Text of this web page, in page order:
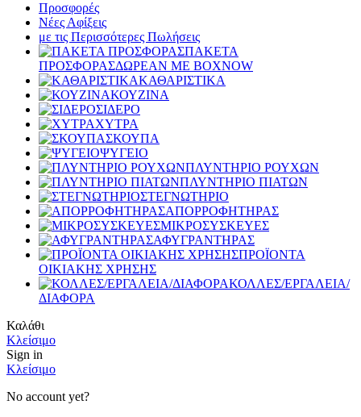
Προσφορές
Νέες Αφίξεις
με τις Περισσότερες Πωλήσεις
ΠΑΚΕΤΑ
ΠΡΟΣΦΟΡΑΣΔΩΡΕΑΝ ΜΕ BOXNOW
ΚΑΘΑΡΙΣΤΙΚΑ
ΚΟΥΖΙΝΑ
ΣΙΔΕΡΟ
ΧΥΤΡΑ
ΣΚΟΥΠΑ
ΨΥΓΕΙΟ
ΠΛΥΝΤΗΡΙΟ ΡΟΥΧΩΝ
ΠΛΥΝΤΗΡΙΟ ΠΙΑΤΩΝ
ΣΤΕΓΝΩΤΗΡΙΟ
ΑΠΟΡΡΟΦΗΤΗΡΑΣ
ΜΙΚΡΟΣΥΣΚΕΥΕΣ
ΑΦΥΓΡΑΝΤΗΡΑΣ
ΠΡΟΪΟΝΤΑ
ΟΙΚΙΑΚΗΣ ΧΡΗΣΗΣ
ΚΟΛΛΕΣ/ΕΡΓΑΛΕΙΑ/
ΔΙΑΦΟΡΑ
Καλάθι
Κλείσιμο
Sign in
Κλείσιμο
No account yet?